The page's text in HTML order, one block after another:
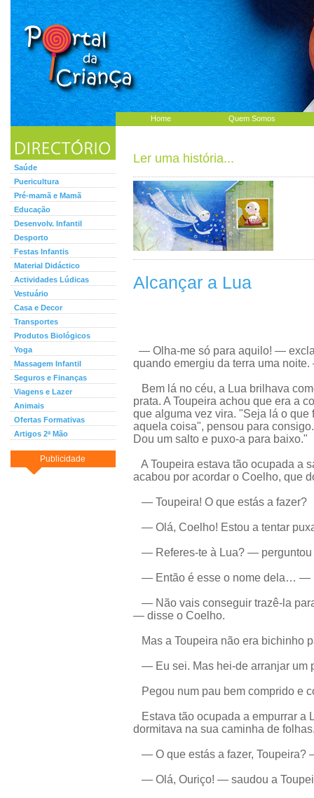
Home Quem Somos
Saúde
Puericultura
Pré-mamã e Mamã
Educação
Desenvolv. Infantil
Desporto
Festas Infantis
Material Didáctico
Actividades Lúdicas
Vestuário
Casa e Decor
Transportes
Produtos Biológicos
Yoga
Massagem Infantil
Seguros e Finanças
Viagens e Lazer
Animais
Ofertas Formativas
Artigos 2ª Mão
Publicidade
Ler uma história...
Alcançar a Lua
— Olha-me só para aquilo! —
quando emergiu da terra uma
Bem lá no céu, a Lua brilhava
prata. A Toupeira achou que era a
que alguma vez vira. "Seja lá o que
aquela coisa", pensou para
Dou um salto e puxo-a para baixo."
A Toupeira estava tão ocupada a
acabou por acordar o Coelho, que
— Toupeira! O que estás a fazer?
— Olá, Coelho! Estou a tentar
— Referes-te à Lua? — perguntou
— Então é esse o nome dela… —
— Não vais conseguir trazê-la
— disse o Coelho.
Mas a Toupeira não era bichinho
— Eu sei. Mas hei-de arranjar um
Pegou num pau bem comprido e
Estava tão ocupada a empurrar a
dormitava na sua caminha de
— O que estás a fazer, Toupeira?
— Olá, Ouriço! — saudou a